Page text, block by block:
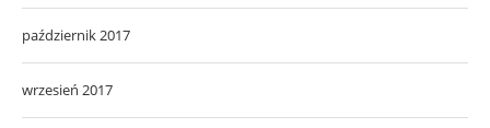
październik 2017
wrzesień 2017